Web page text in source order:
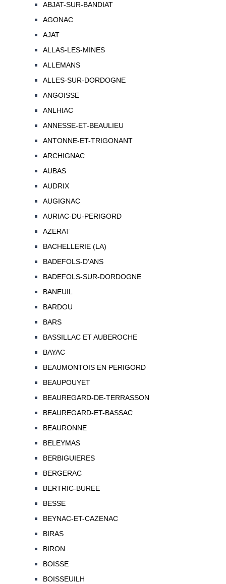
ABJAT-SUR-BANDIAT
AGONAC
AJAT
ALLAS-LES-MINES
ALLEMANS
ALLES-SUR-DORDOGNE
ANGOISSE
ANLHIAC
ANNESSE-ET-BEAULIEU
ANTONNE-ET-TRIGONANT
ARCHIGNAC
AUBAS
AUDRIX
AUGIGNAC
AURIAC-DU-PERIGORD
AZERAT
BACHELLERIE (LA)
BADEFOLS-D'ANS
BADEFOLS-SUR-DORDOGNE
BANEUIL
BARDOU
BARS
BASSILLAC ET AUBEROCHE
BAYAC
BEAUMONTOIS EN PERIGORD
BEAUPOUYET
BEAUREGARD-DE-TERRASSON
BEAUREGARD-ET-BASSAC
BEAURONNE
BELEYMAS
BERBIGUIERES
BERGERAC
BERTRIC-BUREE
BESSE
BEYNAC-ET-CAZENAC
BIRAS
BIRON
BOISSE
BOISSEUILH